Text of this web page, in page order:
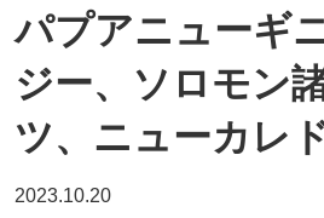
パプアニューギ
ジー、ソロモン
ツ、ニューカレ
2023.10.20